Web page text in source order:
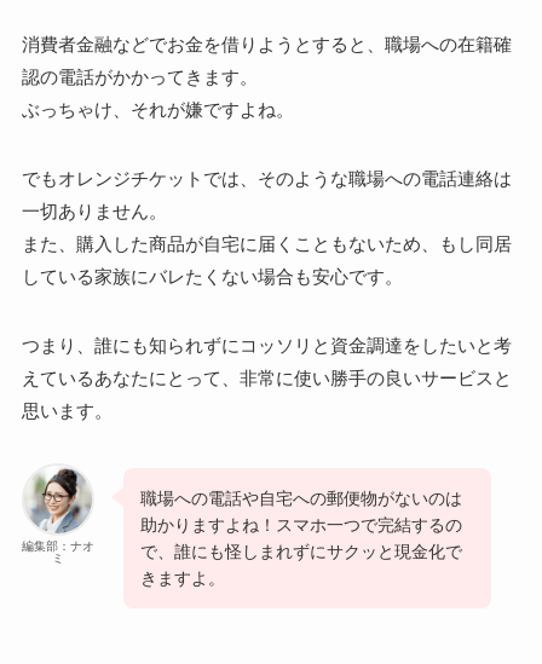
消費者金融などでお金を借りようとすると、職場への在籍確
認の電話がかかってきます。
ぶっちゃけ、それが嫌ですよね。
でもオレンジチケットでは、そのような職場への電話連絡は
一切ありません。
また、購入した商品が自宅に届くこともないため、もし同居
している家族にバレたくない場合も安心です。
つまり、誰にも知られずにコッソリと資金調達をしたいと考
えているあなたにとって、非常に使い勝手の良いサービスと
思います。
編集部：ナオ
ミ
職場への電話や自宅への郵便物がないのは
助かりますよね！スマホ一つで完結するの
で、誰にも怪しまれずにサクッと現金化で
きますよ。